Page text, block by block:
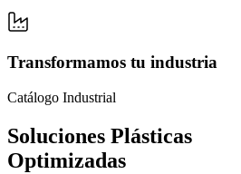
Transformamos tu industria
Catálogo Industrial
Soluciones Plásticas
Optimizadas